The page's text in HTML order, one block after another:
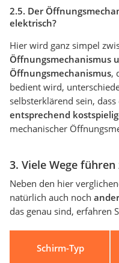
2.5. Der
elektrisch?
Hier wird ganz simpel
Öffnungsmechanismus
Öffnungsmechanismus,
bedient wird,
selbsterklärend sein, dass
entsprechend
mechanischer
3. Viele Wege
Neben den hier
natürlich auch noch
das genau sind, erfahren
Schirm-Typ